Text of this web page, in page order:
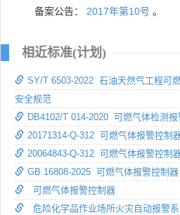
备案公告： 2017年第10号 。
相近标准(计划)
SY/T 6503-2022 石油天然气工程可
安全规范
DB4102/T 014-2020 可燃气体检测
20171314-Q-312 可燃气体报警控制
20064843-Q-312 可燃气体报警控制
GB 16808-2025 可燃气体报警控制器
可燃气体报警控制器
危险化学品作业场所火灾自动报警